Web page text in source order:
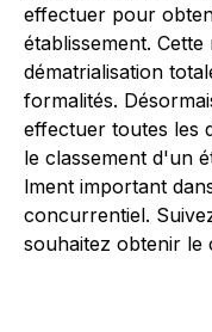
effectuer pour
établissement.
dématrialisation
formalités.
effectuer toutes les
le classement d'un
lment important
concurrentiel.
souhaitez obtenir le